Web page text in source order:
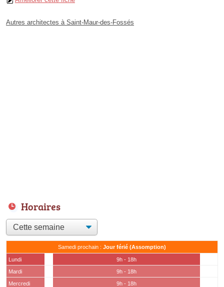
Autres architectes à Saint-Maur-des-Fossés
Horaires
Samedi prochain : Jour férié (Assomption)
Lundi
9h - 18h
Mardi
9h - 18h
Mercredi
9h - 18h